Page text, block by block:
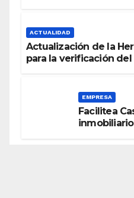
ACTUALIDAD
Actualización de la
para la verificación del
EMPRESA
Facilitea